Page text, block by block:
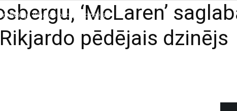
Rikjardo pēdējais dzinējs‘McLaren’
Rikjardo pēdējais dzinējs